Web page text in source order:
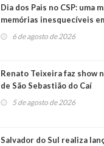
Dia dos Pais no CSP: uma
memórias inesquecíveis
6 de agosto de 2026
Renato Teixeira faz show
de São Sebastião do Caí
5 de agosto de 2026
Salvador do Sul realiza